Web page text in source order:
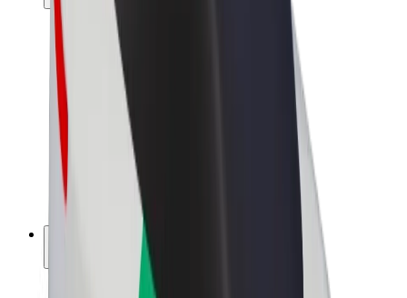
Sjåfører
Sjåførinntekter
Leveringsbud
Inntekter for leveringsbud
Bolt Food-partnere